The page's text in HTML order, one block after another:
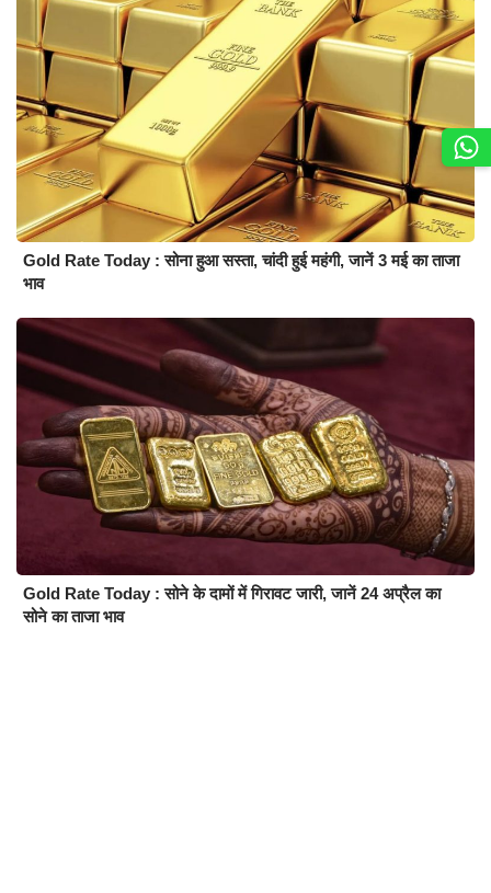
Gold Rate Today : सोना हुआ सस्ता, चांदी हुई महंगी, जानें 3 मई का ताजा
भाव
Gold Rate Today : सोने के दामों में गिरावट जारी, जानें 24 अप्रैल का
सोने का ताजा भाव